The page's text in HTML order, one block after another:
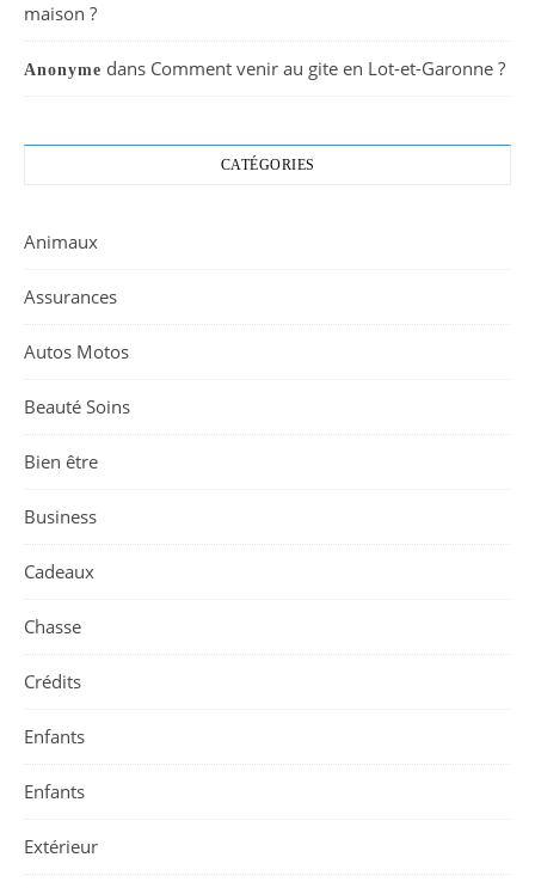
maison ?
Anonyme dans Comment venir au gite en Lot-et-Garonne ?
CATÉGORIES
Animaux
Assurances
Autos Motos
Beauté Soins
Bien être
Business
Cadeaux
Chasse
Crédits
Enfants
Enfants
Extérieur